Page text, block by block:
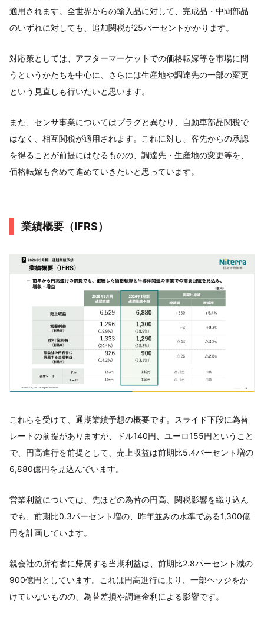
適用されます。全世界からの輸入品に対して、完成品・中間部品
のいずれに対しても、追加関税が25パーセントかかります。
対応策としては、アフターマーケットでの価格転嫁等を市場に問
うというかたちを中心に、さらには生産地や調達先の一部の変更
という見直しも行いたいと思います。
また、センサ事業についてはプラグと異なり、自動車部品関税で
はなく、相互関税が適用されます。これに対し、客先からの承認
を得ることが前提にはなるものの、調達先・生産地の変更等を、
価格転嫁も含めて進めていきたいと思っています。
業績概要（IFRS）
これらを受けて、通期業績予想の概要です。スライド下段に為替
レートの前提がありますが、ドル140円、ユーロ155円ということ
で、円高進行を前提として、売上収益は前期比5.4パーセント増の
6,880億円を見込んでいます。
営業利益については、先ほどの為替の円高、関税影響を織り込ん
でも、前期比0.3パーセント増の、昨年並みの水準である1,300億
円を計画しています。
親会社の所有者に帰属する当期利益は、前期比2.8パーセント減の
900億円としています。これは円高進行により、一部ヘッジをか
けていないものの、為替差損や調達金利による影響です。